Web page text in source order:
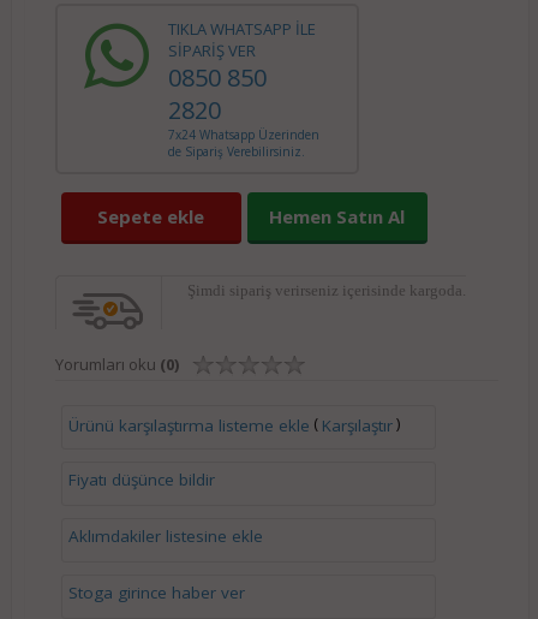
TIKLA WHATSAPP İLE
SİPARİŞ VER
0850 850
2820
7x24 Whatsapp Üzerinden
de Sipariş Verebilirsiniz.
Sepete ekle Hemen Satın Al
Şimdi sipariş verirseniz içerisinde kargoda.
Yorumları oku (0)
Ürünü karşılaştırma listeme ekle ( Karşılaştır)
Fiyatı düşünce bildir
Aklımdakiler listesine ekle
Stoga girince haber ver